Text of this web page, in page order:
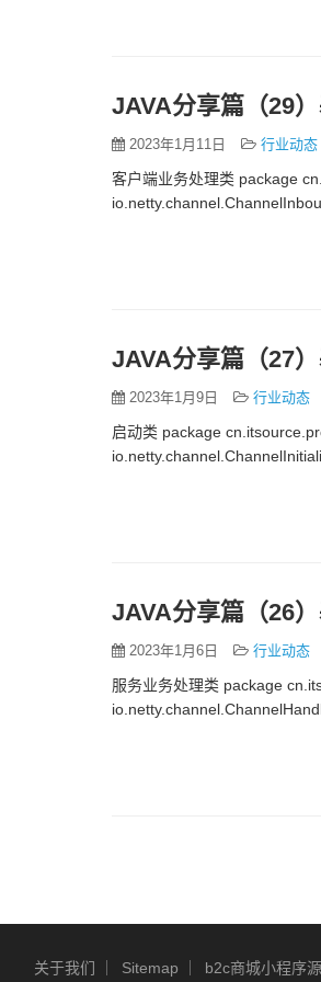
JAVA分享篇（29
2023年1月11日 行业动态
客户端业务处理类 package
JAVA分享篇（27
2023年1月9日 行业动态
启动类 package
JAVA分享篇（26
2023年1月6日 行业动态
服务业务处理类 package
关于我们 Sitemap b2c商城小程序